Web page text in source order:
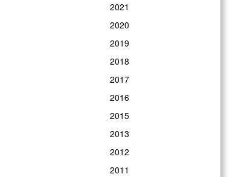
2021
2020
2019
2018
2017
2016
2015
2013
2012
2011